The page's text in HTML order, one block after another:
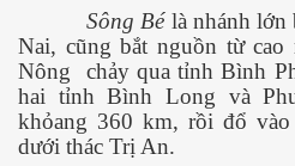
Sông Bélà nhánh lớn
Nai, cũng bắt nguồn từ
Nông
chảy qua tỉnh Bình
hai tỉnh Bình Long và
khỏang 360 km, rồi đổ
dưới thác Trị An.
là gì đây ?